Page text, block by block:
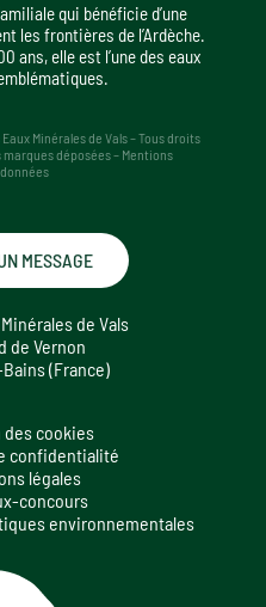
qui bénéficie d’une
les frontières de l’Ardèche.
ans, elle est l’une des eaux
Minérales de Vals – Tous droits
marques déposées – Mentions
MESSAGE
de Vals
de Vernon
(France)
des cookies
confidentialité
légales
concours
environnementales